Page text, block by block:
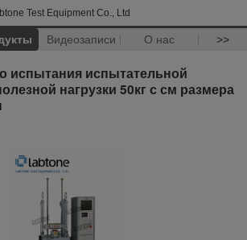
Test Equipment Co., Ltd
Видеозаписи О нас >>
испытания испытательной
нагрузки 50кг с см размера